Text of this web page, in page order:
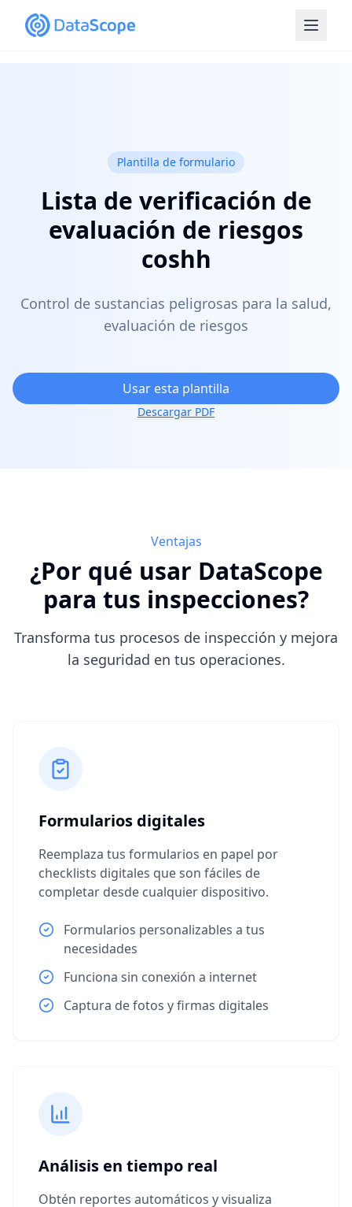
Plantilla de formulario
Lista de verificación de
evaluación de riesgos
coshh
Control de sustancias peligrosas para la salud,
evaluación de riesgos
Usar esta plantilla
Descargar PDF
Ventajas
¿Por qué usar DataScope
para tus inspecciones?
Transforma tus procesos de inspección y mejora
la seguridad en tus operaciones.
Formularios digitales
Reemplaza tus formularios en papel por
checklists digitales que son fáciles de
completar desde cualquier dispositivo.
Formularios personalizables a tus
necesidades
Funciona sin conexión a internet
Captura de fotos y firmas digitales
Análisis en tiempo real
Obtén reportes automáticos y visualiza